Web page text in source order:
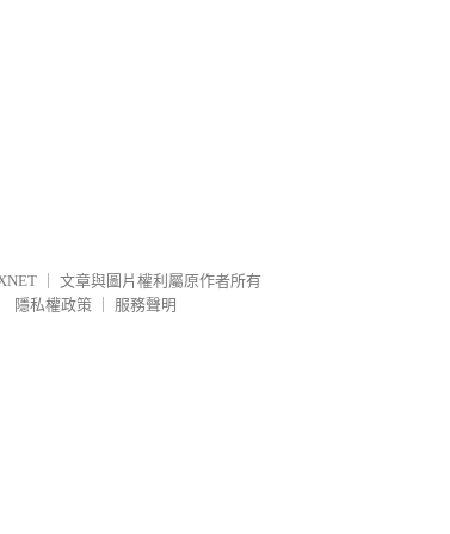
文章與圖片權利屬原作者所有
隱私權政策
服務聲明